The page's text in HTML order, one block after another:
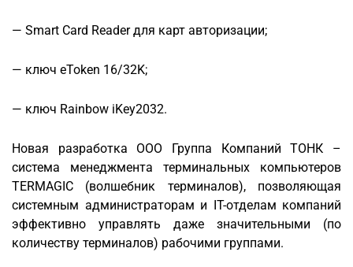
— Smart Card Reader для карт авторизации;
— ключ eToken 16/32K;
— ключ Rainbow iKey2032.
Новая разработка ООО Группа Компаний ТОНК –
система менеджмента терминальных компьютеров
TERMAGIC (волшебник терминалов), позволяющая
системным администраторам и IT-отделам компаний
эффективно управлять даже значительными (по
количеству терминалов) рабочими группами.